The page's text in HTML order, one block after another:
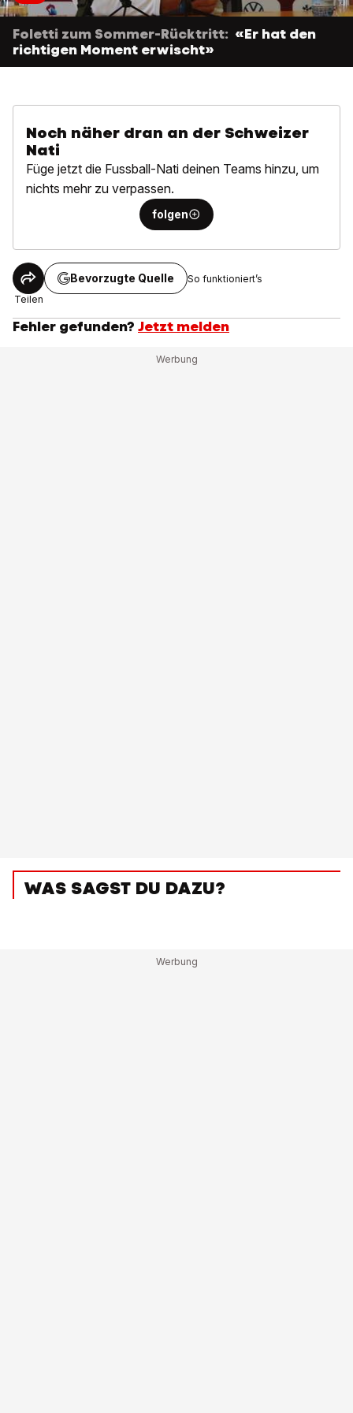
Foletti zum Sommer-Rücktritt: «Er hat den
richtigen Moment erwischt»
Noch näher dran an der Schweizer
Nati
Füge jetzt die Fussball-Nati deinen Teams hinzu, um
nichts mehr zu verpassen.
folgen
Teilen
Bevorzugte Quelle So funktioniert’s
Fehler gefunden? Jetzt melden
WAS SAGST DU DAZU?